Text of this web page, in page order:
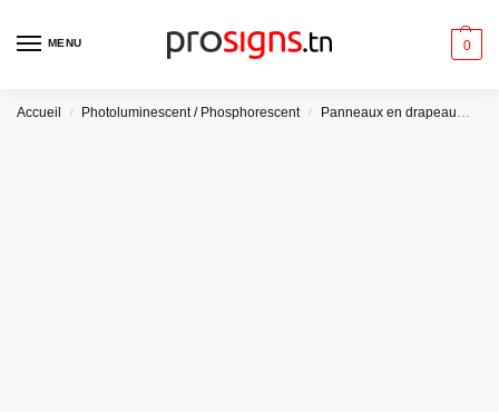
MENU 0
Accueil / Photoluminescent / Phosphorescent / Panneaux en drapeau